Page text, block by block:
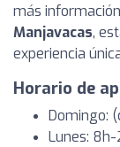
más
Manjavacas,
experiencia
Horario de
Domingo:
Lunes: